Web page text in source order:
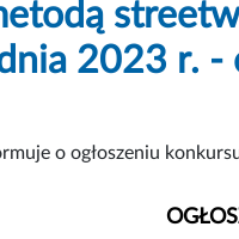
2023 r. -
o ogłoszeniu